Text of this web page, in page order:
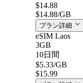
$14.88
$14.88/GB
プラン詳細
eSIM Laos
3GB
10日間
$5.33/GB
$15.99